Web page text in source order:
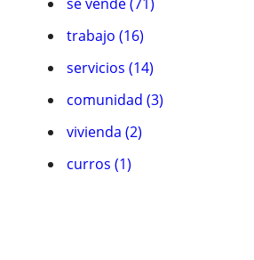
trabajo (16)
servicios (14)
comunidad (3)
vivienda (2)
curros (1)